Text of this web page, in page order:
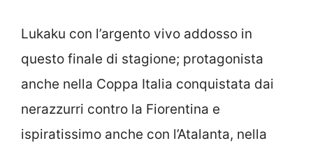
Lukaku con l’argento vivo addosso in
questo finale di stagione; protagonista
anche nella Coppa Italia conquistata dai
nerazzurri contro la Fiorentina e
ispiratissimo anche con l’Atalanta, nella